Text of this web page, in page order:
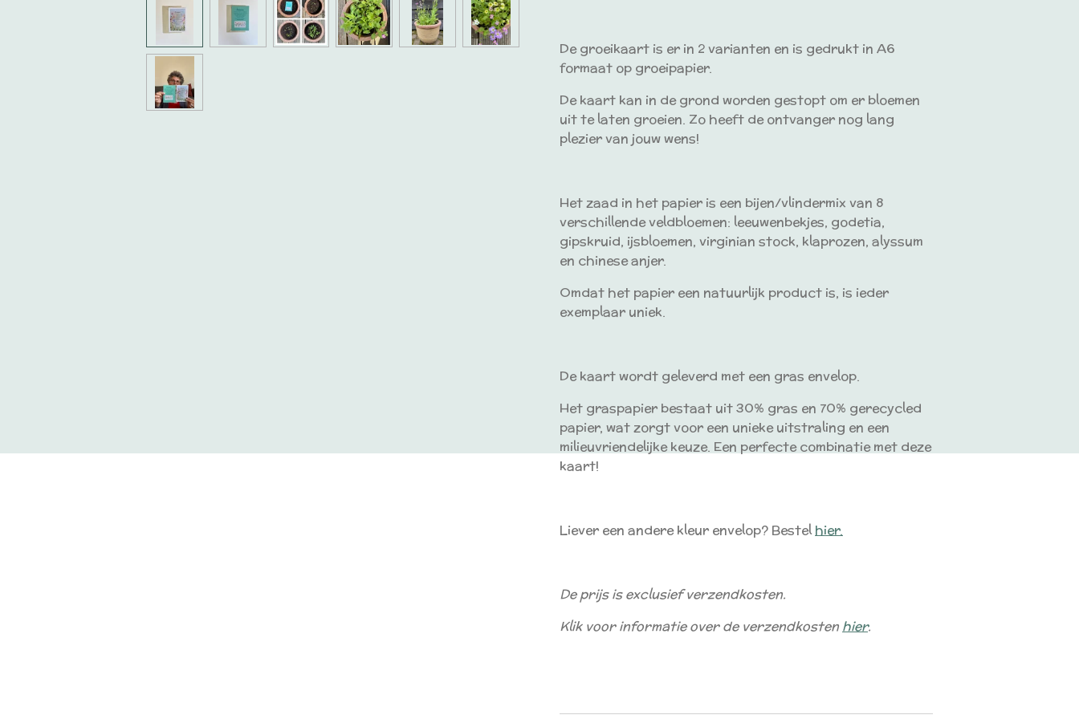
De groeikaart is er in 2 varianten en is gedrukt in A6
formaat op groeipapier.
De kaart kan in de grond worden gestopt om er bloemen
uit te laten groeien. Zo heeft de ontvanger nog lang
plezier van jouw wens!
Het zaad in het papier is een bijen/vlindermix van 8
verschillende veldbloemen: leeuwenbekjes, godetia,
gipskruid, ijsbloemen, virginian stock, klaprozen, alyssum
en chinese anjer.
Omdat het papier een natuurlijk product is, is ieder
exemplaar uniek.
De kaart wordt geleverd met een gras envelop.
Het graspapier bestaat uit 30% gras en 70% gerecycled
papier, wat zorgt voor een unieke uitstraling en een
milieuvriendelijke keuze. Een perfecte combinatie met deze
kaart!
Liever een andere kleur envelop? Bestel hier.
De prijs is exclusief verzendkosten.
Klik voor informatie over de verzendkosten hier.